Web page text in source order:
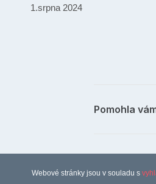
1.srpna 2024
Pomohla
Webové stránky jsou v souladu s